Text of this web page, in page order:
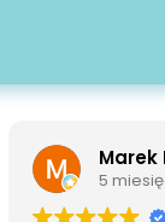
Marek
5 miesięcy